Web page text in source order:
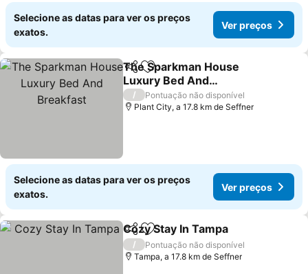
Selecione as datas para ver os preços
exatos.
Ver preços
PartilharAdicionar aos favoritos
The Sparkman House
Luxury Bed And
Breakfast
Ver preços
/
Pontuação não disponível
Plant City, a 17.8 km de Seffner
Selecione as datas para ver os preços
exatos.
Ver preços
PartilharAdicionar aos favoritos
Cozy Stay In Tampa
/
Pontuação não disponível
Tampa, a 17.8 km de Seffner